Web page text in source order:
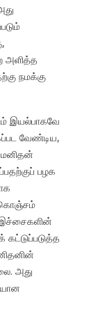
அளித்த
நமக்கு
இயல்பாகவே
வேண்டிய,
மனிதன்
பழக
கொஞ்சம்
அது